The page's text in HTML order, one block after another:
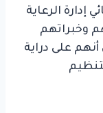
الرعاية
وخبراتهم
على دراية